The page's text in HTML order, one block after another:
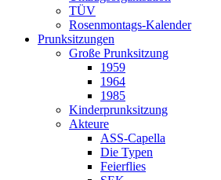
TÜV
Rosenmontags-Kalender
Prunksitzungen
Große Prunksitzung
1959
1964
1985
Kinderprunksitzung
Akteure
ASS-Capella
Die Typen
Feierflies